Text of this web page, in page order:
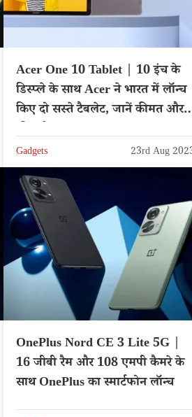
Acer One 10 Tablet | 10 इंच के
डिस्प्ले के साथ Acer ने भारत में लॉन्च
किए दो सस्ते टैबलेट, जानें कीमत और
Gadgets 23rd Aug
OnePlus Nord CE 3 Lite 5G |
16 जीबी रैम और 108 एमपी कैमरे के
साथ OnePlus का स्मार्टफोन लॉन्च